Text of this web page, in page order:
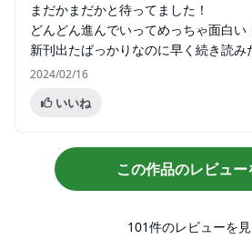
まだかまだかと待ってました！
どんどん進んでいってめっちゃ面白い
新刊出たばっかりなのに早く続き読み
2024/02/16
いいね
この作品のレビュー
101件のレビューを